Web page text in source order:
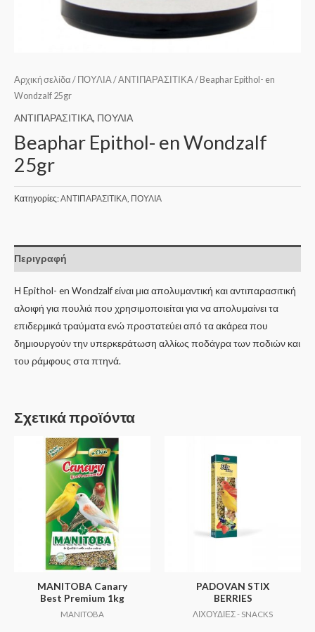
Αρχική σελίδα / ΠΟΥΛΙΑ/ΑΝΤΙΠΑΡΑΣΙΤΙΚΑ/ Beaphar Epithol- en
Wondzalf 25gr
ΑΝΤΙΠΑΡΑΣΙΤΙΚΑ, ΠΟΥΛΙΑ
Beaphar Epithol- en Wondzalf
25gr
Κατηγορίες:ΑΝΤΙΠΑΡΑΣΙΤΙΚΑ, ΠΟΥΛΙΑ
Περιγραφή
Η Epithol- en Wondzalf είναι μια απολυμαντική και αντιπαρασιτική
αλοιφή για πουλιά που χρησιμοποιείται για να απολυμαίνει τα
επιδερμικά τραύματα ενώ προστατεύει από τα ακάρεα που
δημιουργούν την υπερκεράτωση αλλίως ποδάγρα των ποδιών και
του ράμφους στα πτηνά.
Σχετικά προϊόντα
MANITOBA Canary
Best Premium 1kg
MANITOBA
PADOVAN STIX
BERRIES
ΛΙΧΟΥΔΙΕΣ - SNACKS